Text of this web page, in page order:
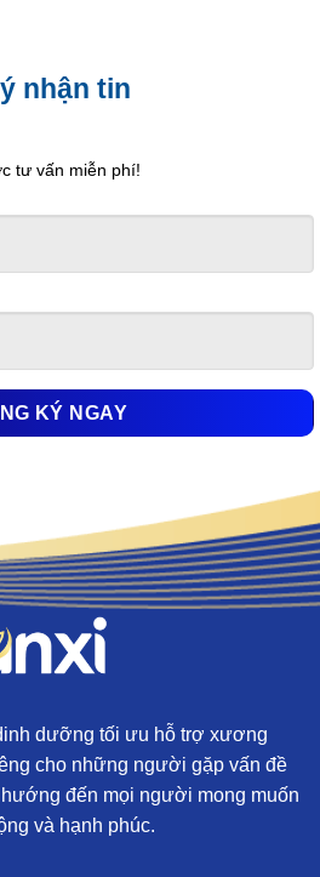
nhận tin
tư vấn miễn phí!
dưỡng tối ưu hỗ trợ xương
cho những người gặp vấn đề
đến mọi người mong muốn
và hạnh phúc.